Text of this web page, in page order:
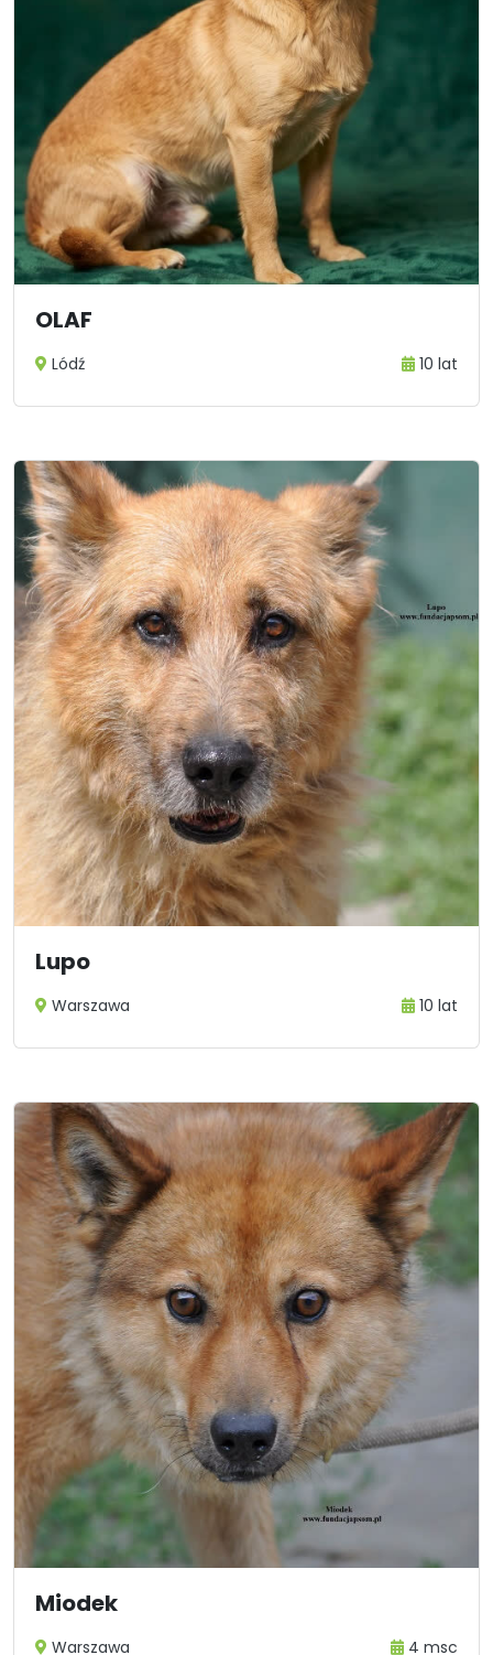
OLAF
Lódź 10 lat
Lupo
Warszawa 10 lat
Miodek
Warszawa 4 msc